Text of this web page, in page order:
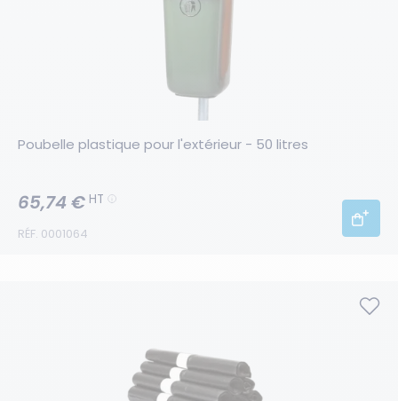
Poubelle plastique pour l'extérieur - 50 litres
RÉF. 0001064
65,74 € HT